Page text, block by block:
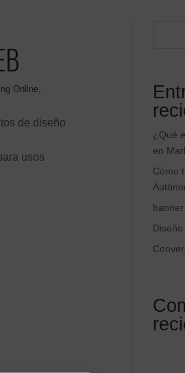
Online
de diseño
usos
¿Qué
en
Cómo